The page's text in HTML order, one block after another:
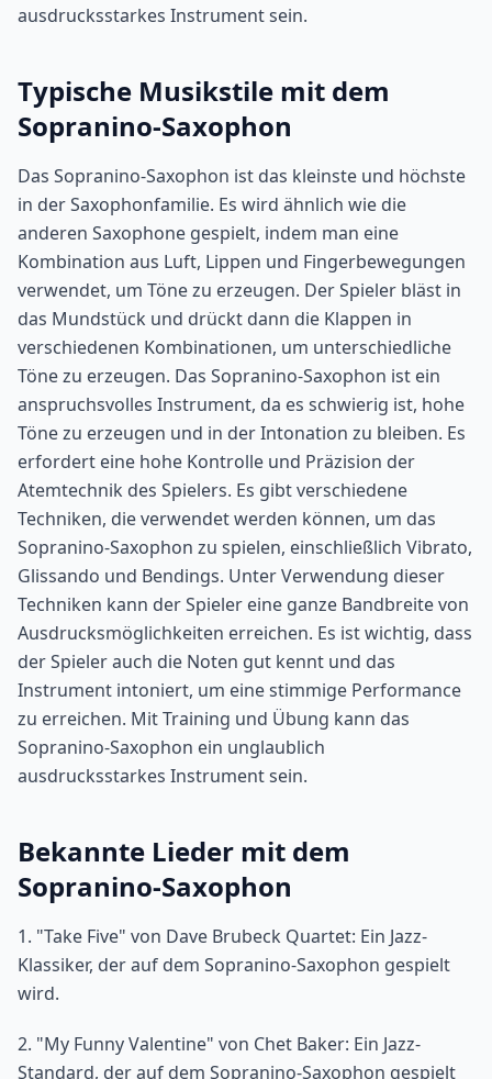
ausdrucksstarkes Instrument sein.
Typische Musikstile mit dem
Sopranino-Saxophon
Das Sopranino-Saxophon ist das kleinste und höchste
in der Saxophonfamilie. Es wird ähnlich wie die
anderen Saxophone gespielt, indem man eine
Kombination aus Luft, Lippen und Fingerbewegungen
verwendet, um Töne zu erzeugen. Der Spieler bläst in
das Mundstück und drückt dann die Klappen in
verschiedenen Kombinationen, um unterschiedliche
Töne zu erzeugen. Das Sopranino-Saxophon ist ein
anspruchsvolles Instrument, da es schwierig ist, hohe
Töne zu erzeugen und in der Intonation zu bleiben. Es
erfordert eine hohe Kontrolle und Präzision der
Atemtechnik des Spielers. Es gibt verschiedene
Techniken, die verwendet werden können, um das
Sopranino-Saxophon zu spielen, einschließlich Vibrato,
Glissando und Bendings. Unter Verwendung dieser
Techniken kann der Spieler eine ganze Bandbreite von
Ausdrucksmöglichkeiten erreichen. Es ist wichtig, dass
der Spieler auch die Noten gut kennt und das
Instrument intoniert, um eine stimmige Performance
zu erreichen. Mit Training und Übung kann das
Sopranino-Saxophon ein unglaublich
ausdrucksstarkes Instrument sein.
Bekannte Lieder mit dem
Sopranino-Saxophon
1. "Take Five" von Dave Brubeck Quartet: Ein Jazz-
Klassiker, der auf dem Sopranino-Saxophon gespielt
wird.
2. "My Funny Valentine" von Chet Baker: Ein Jazz-
Standard, der auf dem Sopranino-Saxophon gespielt